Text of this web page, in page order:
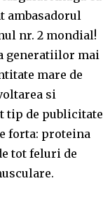
ambasadorul
nr. 2 mondial!
generatiilor mai
mare de
si
tip de publicitate
forta: proteina
tot feluri de